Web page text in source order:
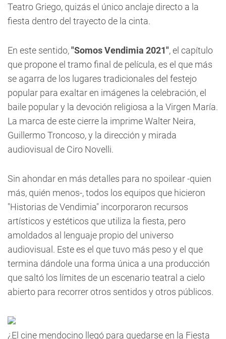
Teatro Griego, quizás el único anclaje directo a la
fiesta dentro del trayecto de la cinta.
En este sentido,"Somos Vendimia 2021", el capítulo
que propone el tramo final de película, es el que más
se agarra de los lugares tradicionales del festejo
popular para exaltar en imágenes la celebración, el
baile popular y la devoción religiosa a la Virgen María.
La marca de este cierre la imprime Walter Neira,
Guillermo Troncoso, y la dirección y mirada
audiovisual de Ciro Novelli.
Sin ahondar en más detalles para no spoilear -quien
más, quién menos-, todos los equipos que hicieron
"Historias de Vendimia" incorporaron recursos
artísticos y estéticos que utiliza la fiesta, pero
amoldados al lenguaje propio del universo
audiovisual. Este es el que tuvo más peso y el que
termina dándole una forma única a una producción
que saltó los límites de un escenario teatral a cielo
abierto para recorrer otros sentidos y otros públicos.
¿El cine mendocino llegó para quedarse en la Fiesta